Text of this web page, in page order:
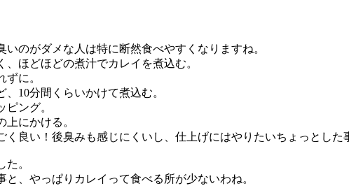
のがダメな人は特に断然食べやすくなりますね。
ほどほどの煮汁でカレイを煮込む。
に。
10分間くらいかけて煮込む。
ング。
にかける。
良い！後臭みも感じにくいし、仕上げにはやりたいちょっとした
。
、やっぱりカレイって食べる所が少ないわね。